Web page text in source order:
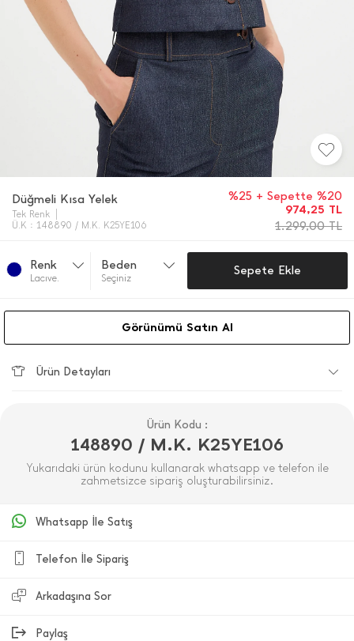
Düğmeli Kısa Yelek
Tek Renk
Ü.K : 148890 / M.K. K25YE106
%25 + Sepette %20
974,25 TL
1.299,00TL
Renk
Lacıve.
Beden
Seçiniz
Sepete Ekle
Görünümü Satın Al
Ürün Detayları
Ürün Kodu :
148890 / M.K. K25YE106
Yukarıdaki ürün kodunu kullanarak whatsapp ve telefon ile
zahmetsizce sipariş oluşturabilirsiniz.
Whatsapp İle Satış
Telefon İle Sipariş
Arkadaşına Sor
Paylaş